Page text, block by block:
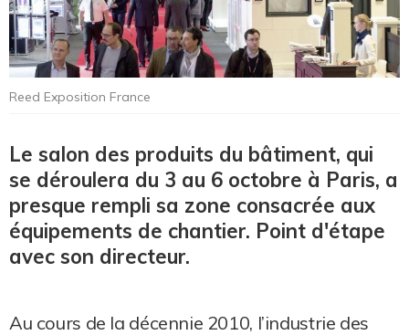
Reed Exposition France
Le salon des produits du bâtiment, qui
se déroulera du 3 au 6 octobre à Paris, a
presque rempli sa zone consacrée aux
équipements de chantier. Point d'étape
avec son directeur.
Au cours de la décennie 2010, l’industrie des